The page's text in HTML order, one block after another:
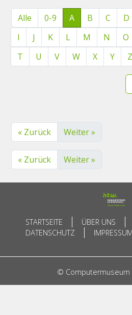
Alle 0-9 A B C D
I
J K L M N O
T
U V W X Y Z
« Zurück Weiter »
« Zurück Weiter »
STARTSEITE ÜBER UNS
DATENSCHUTZ
IMPRESSUM
© Computermuseum